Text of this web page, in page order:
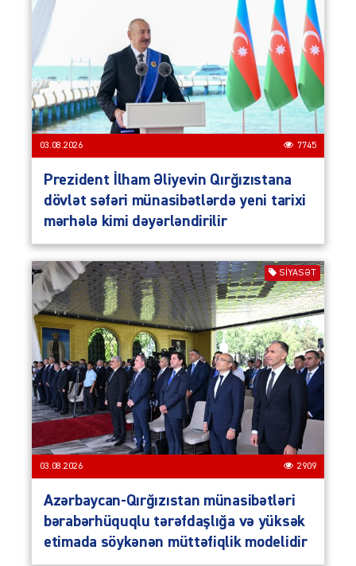
03.08.2026 7745
Prezident İlham Əliyevin Qırğızıstana
dövlət səfəri münasibətlərdə yeni tarixi
mərhələ kimi dəyərləndirilir
SIYASƏT
03.08.2026 2909
Azərbaycan-Qırğızıstan münasibətləri
bərabərhüquqlu tərəfdaşlığa və yüksək
etimada söykənən müttəfiqlik modelidir